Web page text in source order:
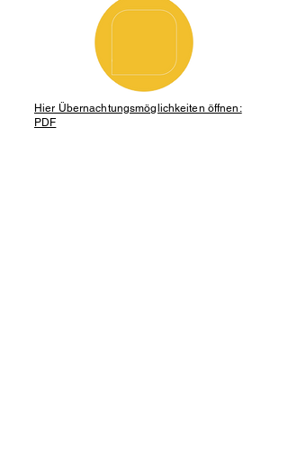
Hier Übernachtungsmöglichkeiten öffnen:
PDF